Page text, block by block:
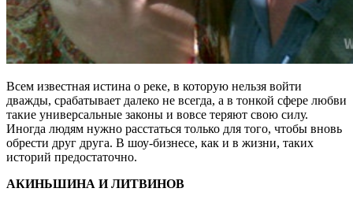
Всем известная истина о реке, в которую нельзя войти
дважды, срабатывает далеко не всегда, а в тонкой сфере любви
такие универсальные законы и вовсе теряют свою силу.
Иногда людям нужно расстаться только для того, чтобы вновь
обрести друг друга. В шоу-бизнесе, как и в жизни, таких
историй предостаточно.
АКИНЬШИНА И ЛИТВИНОВ